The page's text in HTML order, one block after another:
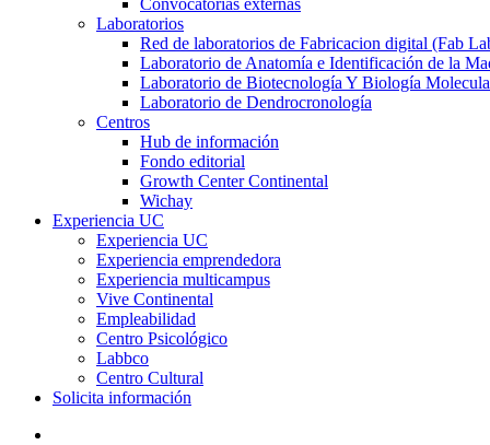
Convocatorias externas
Laboratorios
Red de laboratorios de Fabricacion digital (Fab
Laboratorio de Anatomía e Identificación de la
Laboratorio de Biotecnología Y Biología
Laboratorio de Dendrocronología
Centros
Hub de información
Fondo editorial
Growth Center Continental
Wichay
Experiencia UC
Experiencia UC
Experiencia emprendedora
Experiencia multicampus
Vive Continental
Empleabilidad
Centro Psicológico
Labbco
Centro Cultural
Solicita información